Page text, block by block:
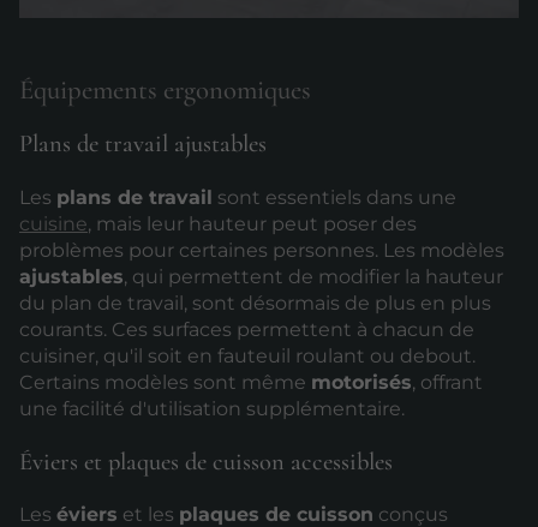
Équipements ergonomiques
Plans de travail ajustables
Les plans de travail sont essentiels dans une
cuisine, mais leur hauteur peut poser des
problèmes pour certaines personnes. Les modèles
ajustables, qui permettent de modifier la hauteur
du plan de travail, sont désormais de plus en plus
courants. Ces surfaces permettent à chacun de
cuisiner, qu'il soit en fauteuil roulant ou debout.
Certains modèles sont même motorisés, offrant
une facilité d'utilisation supplémentaire.
Éviers et plaques de cuisson accessibles
Les éviers et les plaques de cuisson conçus